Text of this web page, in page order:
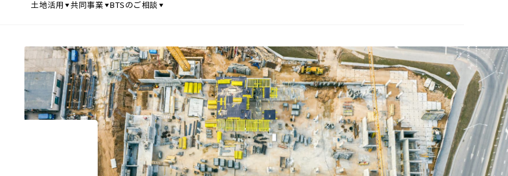
土地活用 共同事業 BTSのご相談